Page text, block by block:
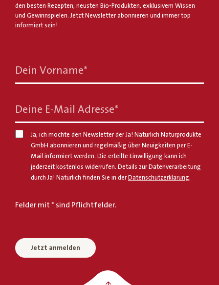
den besten Rezepten, neusten Bio-Produkten, exklusivem Wissen
und Gewinnspielen. Jetzt Newsletter abonnieren und immer top
informiert sein!
Dein Vorname*
Deine E-Mail Adresse*
Ja, ich möchte den Newsletter der Ja! Natürlich Naturprodukte
GmbH abonnieren und regelmäßig über Neuigkeiten per E-
Mail informiert werden. Die erteilte Einwilligung kann ich
jederzeit kostenlos widerrufen. Details zur Datenverarbeitung
durch Ja! Natürlich finden Sie in der Datenschutzerklärung.
Felder mit * sind Pflichtfelder.
Jetzt anmelden